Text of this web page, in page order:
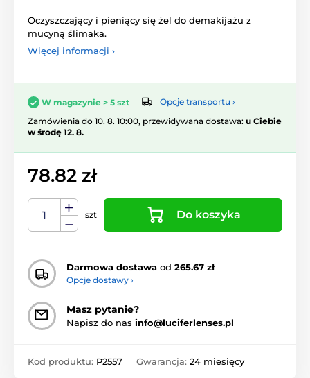
Oczyszczający i pieniący się żel do demakijażu z
mucyną ślimaka.
Więcej informacji ›
W magazynie > 5 szt
Opcje transportu ›
Zamówienia do 10. 8. 10:00, przewidywana dostawa: u Ciebie
w środę 12. 8.
78.82 zł
szt Do koszyka
Darmowa dostawa od 265.67 zł
Opcje dostawy ›
Masz pytanie?
Napisz do nas info@luciferlenses.pl
Kod produktu: P2557 Gwarancja: 24 miesięcy